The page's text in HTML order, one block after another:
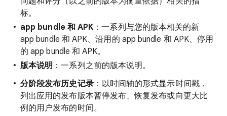
标。
app bundle 和 APK ：一系列与您的版本相关的新
app bundle 和 APK、沿用的 app bundle 和 APK、停用
的 app bundle 和 APK。
版本说明 ：一系列之前的版本说明。
分阶段发布历史记录：以时间轴的形式显示时间戳，
列出应用的发布版本暂停发布、恢复发布或向更大比
例的用户发布的时间。